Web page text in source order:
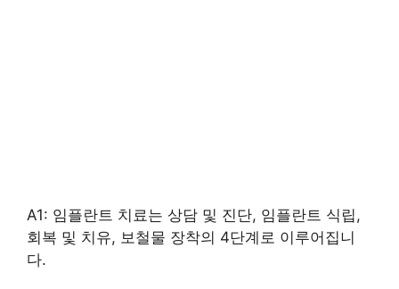
A1: 임플란트 치료는 상담 및 진단, 임플란트 식립,
회복 및 치유, 보철물 장착의 4단계로 이루어집니
다.